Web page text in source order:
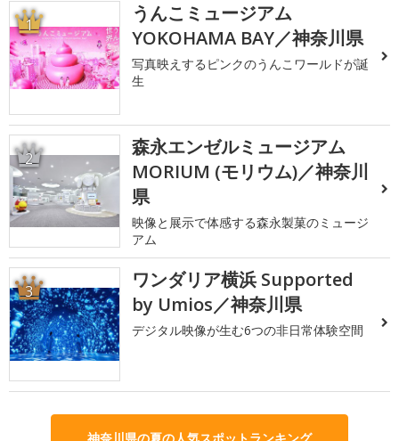
1
うんこミュージアム
YOKOHAMA BAY／神奈川県
写真映えするピンクのうんこワールドが誕
生
2
森永エンゼルミュージアム
MORIUM (モリウム)／神奈川
県
映像と展示で体感する森永製菓のミュージ
アム
3
ワンダリア横浜 Supported
by Umios／神奈川県
デジタル映像が生む6つの非日常体験空間
神奈川県の夏の人気スポットランキング